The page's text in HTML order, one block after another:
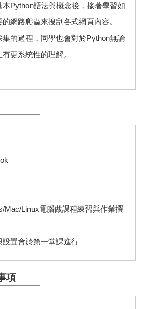
Python語法與概念後，接著學習如
網路爬蟲來搜刮各式網頁內容。
的過程，同學也會對於Python無論
更系統性的理解。
Mac/Linux電腦做課程練習與作業撰
設置會於第一堂課進行
項